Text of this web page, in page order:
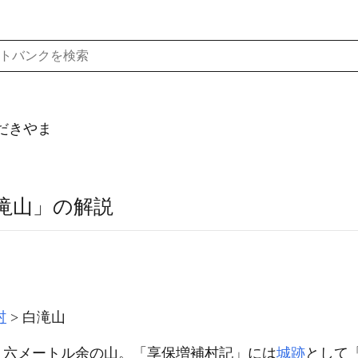
きやま
山」の解説
白滝山
メートル余の山。「享保増補村記」には城跡として